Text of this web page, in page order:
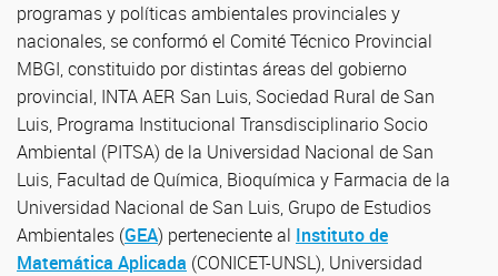
programas y políticas ambientales provinciales y
nacionales, se conformó el Comité Técnico Provincial
MBGI, constituido por distintas áreas del gobierno
provincial, INTA AER San Luis, Sociedad Rural de San
Luis, Programa Institucional Transdisciplinario Socio
Ambiental (PITSA) de la Universidad Nacional de San
Luis, Facultad de Química, Bioquímica y Farmacia de la
Universidad Nacional de San Luis, Grupo de Estudios
Ambientales (GEA) perteneciente al Instituto de
Matemática Aplicada (CONICET-UNSL), Universidad